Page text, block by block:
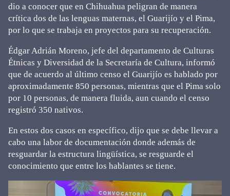
dio a conocer que en Chihuahua peligran de manera
crítica dos de las lenguas maternas, el Guarijío y el Pima,
por lo que se trabaja en proyectos para su recuperación.
Édgar Adrián Moreno, jefe del departamento de Culturas
Étnicas y Diversidad de la Secretaría de Cultura, informó
que de acuerdo al último censo el Guarijío es hablado por
aproximadamente 850 personas, mientras que el Pima solo
por 10 personas, de manera fluida, aun cuando el censo
registró 350 nativos.
En estos dos casos en específico, dijo que se debe llevar a
cabo una labor de documentación donde además de
resguardar la estructura lingüística, se resguarde el
conocimiento que entre los hablantes se tiene.